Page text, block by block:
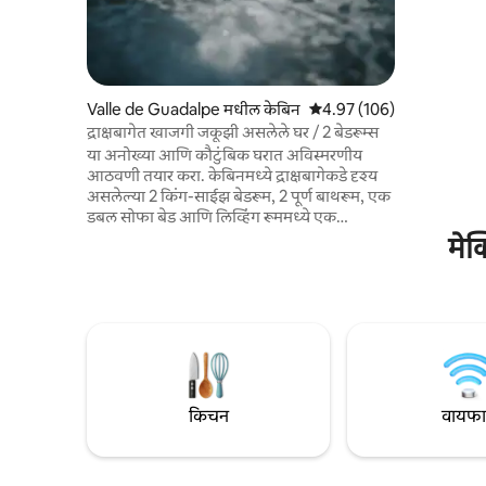
Valle de Guadalpe मधील केबिन 5 पैकी 4.97 सरासरी रेटिंग,
4.97 (106)
द्राक्षबागेत खाजगी जकूझी असलेले घर / 2 बेडरूम्स
या अनोख्या आणि कौटुंबिक घरात अविस्मरणीय
आठवणी तयार करा. केबिनमध्ये द्राक्षबागेकडे दृश्य
असलेल्या 2 किंग-साईझ बेडरूम, 2 पूर्ण बाथरूम, एक
डबल सोफा बेड आणि लिव्हिंग रूममध्ये एक
आणण्याची परवानगी आहे. समाविष्ट नाश्ता
हॉटेलपासून 5 मिनिटांच्या अंतरावर असलेल्या
रेस्टॉरंट डॉन टॉमस येथे आहे.
किचन